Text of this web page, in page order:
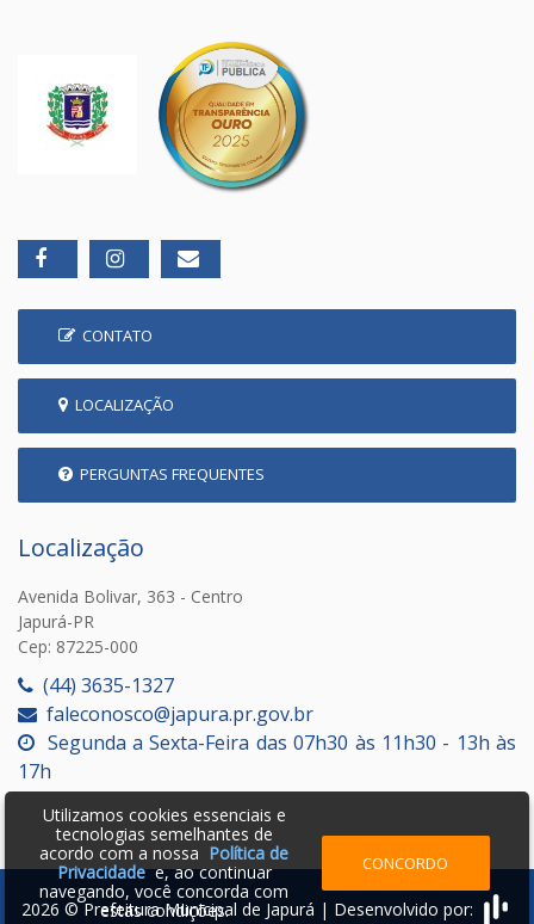
CONTATO
LOCALIZAÇÃO
PERGUNTAS FREQUENTES
Localização
Avenida Bolivar, 363 - Centro
Japurá-PR
Cep: 87225-000
(44) 3635-1327
faleconosco@japura.pr.gov.br
Segunda a Sexta-Feira das 07h30 às 11h30 - 13h às
17h
Utilizamos cookies essenciais e
tecnologias semelhantes de
acordo com a nossa Política de
Privacidadee, ao continuar
navegando, você concorda com
estas condições.
CONCORDO
2026 © Prefeitura Municipal de Japurá | Desenvolvido por: